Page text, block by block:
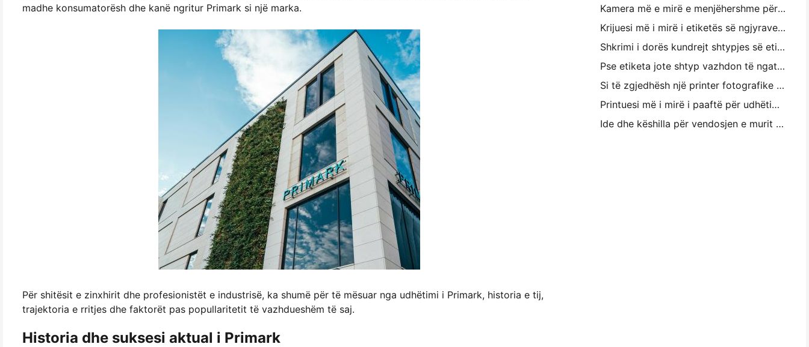
madhe konsumatorësh dhe kanë ngritur Primark si një marka.
Për shitësit e zinxhirit dhe profesionistët e industrisë, ka shumë për të mësuar nga udhëtimi i Primark, historia e tij,
trajektoria e rritjes dhe faktorët pas popullaritetit të vazhdueshëm të saj.
Historia dhe suksesi aktual i Primark
Kamera më e mirë e menjëhershme për filluesit që nuk duan t ë humbin letër
Krijuesi më i mirë i etiketës së ngjyrave për përditësimin dhe shkrimin: Shto më shumë ngjyrë në çdo faqe
Shkrimi i dorës kundrejt shtypjes së etiketave të transportit: Këshilla për bizneset e vogla në vitin 2026
Pse etiketa jote shtyp vazhdon të ngatërrohet?
Si të zgjedhësh një printer fotografike të paketës: Një udhërrëfyes i plotë për përdoruesit e gazetave, udhëtimit dhe iPhone
Printuesi më i mirë i paaftë për udhëtimin, shkollën dhe punën e lëvizshme: Hanin MT620 Pro Review
Ide dhe këshilla për vendosjen e murit me foto të vogla për dekorimin e dhomës së gjumit dhe konviktit